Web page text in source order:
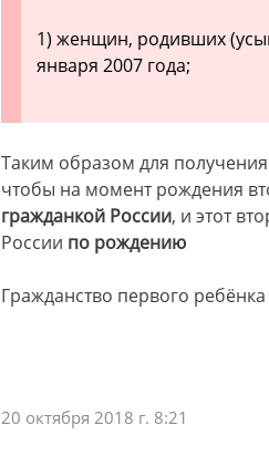
1) женщин, родивших
января 2007 года;
Таким образом для
чтобы на момент рождения
гражданкой России, и этот
России по рождению
Гражданство первого
20 октября 2018 г. 8:21